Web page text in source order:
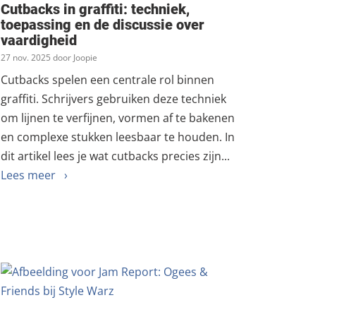
Cutbacks in graffiti: techniek,
toepassing en de discussie over
vaardigheid
27 nov. 2025 door Joopie
Cutbacks spelen een centrale rol binnen
graffiti. Schrijvers gebruiken deze techniek
om lijnen te verfijnen, vormen af te bakenen
en complexe stukken leesbaar te houden. In
dit artikel lees je wat cutbacks precies zijn...
Lees meer ›